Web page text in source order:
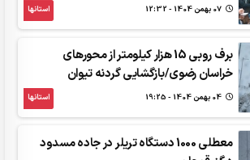
استانها
برف روبی 15 هزار کیلومتر از محورهای
خراسان رضوی/بازگشایی گردنه تیوان
استانها
معطلی 1000 دستگاه تریلر در جاده مسدود